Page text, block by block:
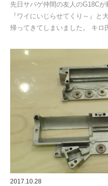
先日サバゲ仲間の友人のG18C
『ワイにいじらせてくり～』と
帰ってきてしまいました。 キロ
2017.10.28